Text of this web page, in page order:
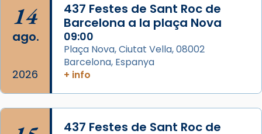
Arquebisbat de Barcelona
2 weeks ago
Memòria de les santes Juliana i
Semproniana, verges i màrtirs.
Acompanyant la història de sant Cugat, a
partir de l’Edat Mitjana sorgeix la tradició
que les santes Juliana (“relatiu a Júlia”) i
Semproniana (“relatiu a Semprònia =
14
ago.
2026
437 Festes de Sant Roc de
Barcelona a la plaça Nova
09:00
Plaça Nova, Ciutat Vella, 08002
Barcelona, Espanya
+ info
437 Festes de Sant Roc de